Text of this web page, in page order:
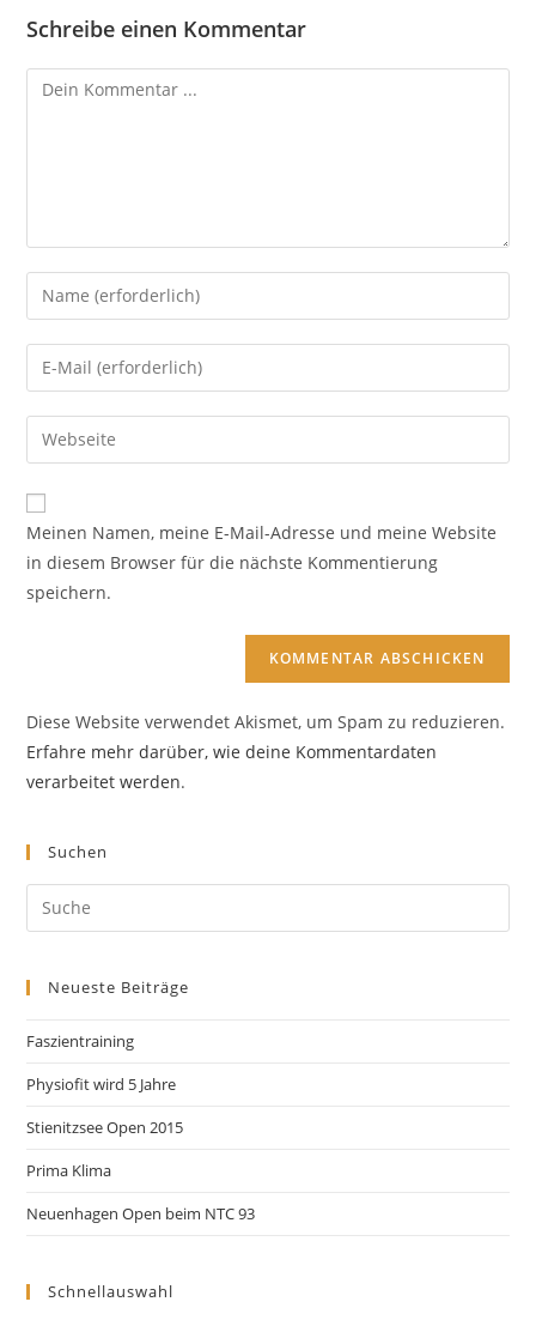
Schreibe einen Kommentar
Meinen Namen, meine E-Mail-Adresse und meine Website
in diesem Browser für die nächste Kommentierung
speichern.
Diese Website verwendet Akismet, um Spam zu reduzieren.
Erfahre mehr darüber, wie deine Kommentardaten
verarbeitet werden.
Suchen
Neueste Beiträge
Faszientraining
Physiofit wird 5 Jahre
Stienitzsee Open 2015
Prima Klima
Neuenhagen Open beim NTC 93
Schnellauswahl